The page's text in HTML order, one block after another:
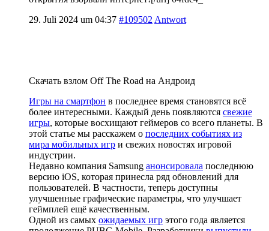
29. Juli 2024 um 04:37 #109502 Antwort
Скачать взлом Off The Road на Андроид
Игры на смартфон в последнее время становятся всё
более интересными. Каждый день появляются свежие
игры, которые восхищают геймеров со всего планеты. В
этой статье мы расскажем о последних событиях из
мира мобильных игр и свежих новостях игровой
индустрии.
Недавно компания Samsung анонсировала последнюю
версию iOS, которая принесла ряд обновлений для
пользователей. В частности, теперь доступны
улучшенные графические параметры, что улучшает
геймплей ещё качественным.
Одной из самых ожидаемых игр этого года является